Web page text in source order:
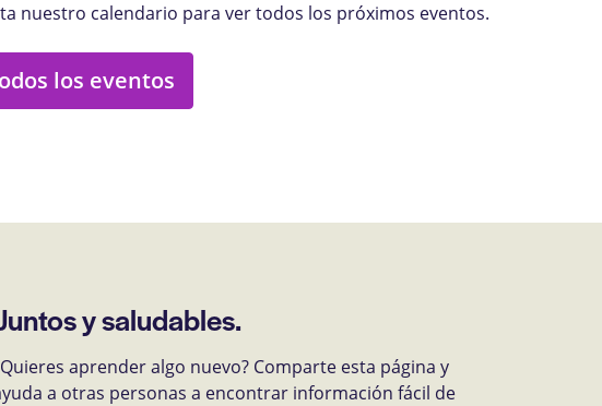
nuestro calendario para ver todos los próximos eventos.
los eventos
y saludables.
aprender algo nuevo? Comparte esta página y
a otras personas a encontrar información fácil de